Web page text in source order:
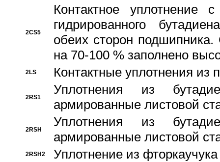
2CS5
Контактное уплотнение
гидрированного
обеих сторон
на 70-100 % заполнено
2LS Контактные уплотнения из
2RS1
Уплотнения из
армированные листовой
2RSH
Уплотнения из
армированные листовой
2RSH2 Уплотнение из